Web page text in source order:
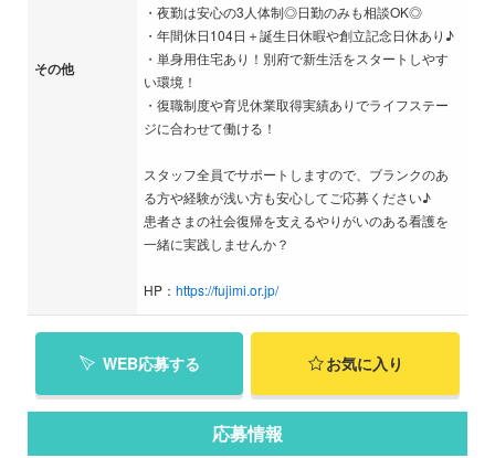
その他
・夜勤は安心の3人体制◎日勤のみも相談OK◎
・年間休日104日＋誕生日休暇や創立記念日休あり♪
・単身用住宅あり！別府で新生活をスタートしやす
い環境！
・復職制度や育児休業取得実績ありでライフステー
ジに合わせて働ける！
スタッフ全員でサポートしますので、ブランクのあ
る方や経験が浅い方も安心してご応募ください♪
患者さまの社会復帰を支えるやりがいのある看護を
一緒に実践しませんか？
HP： https://fujimi.or.jp/
WEB応募する お気に入り
応募情報